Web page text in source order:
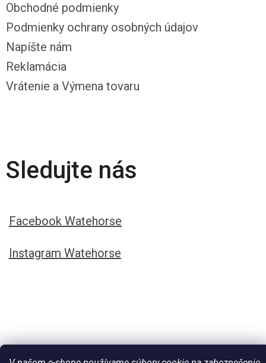
Obchodné podmienky
Podmienky ochrany osobných údajov
Napíšte nám
Reklamácia
Vrátenie a Výmena tovaru
Sledujte nás
Facebook Watehorse
Instagram Watehorse